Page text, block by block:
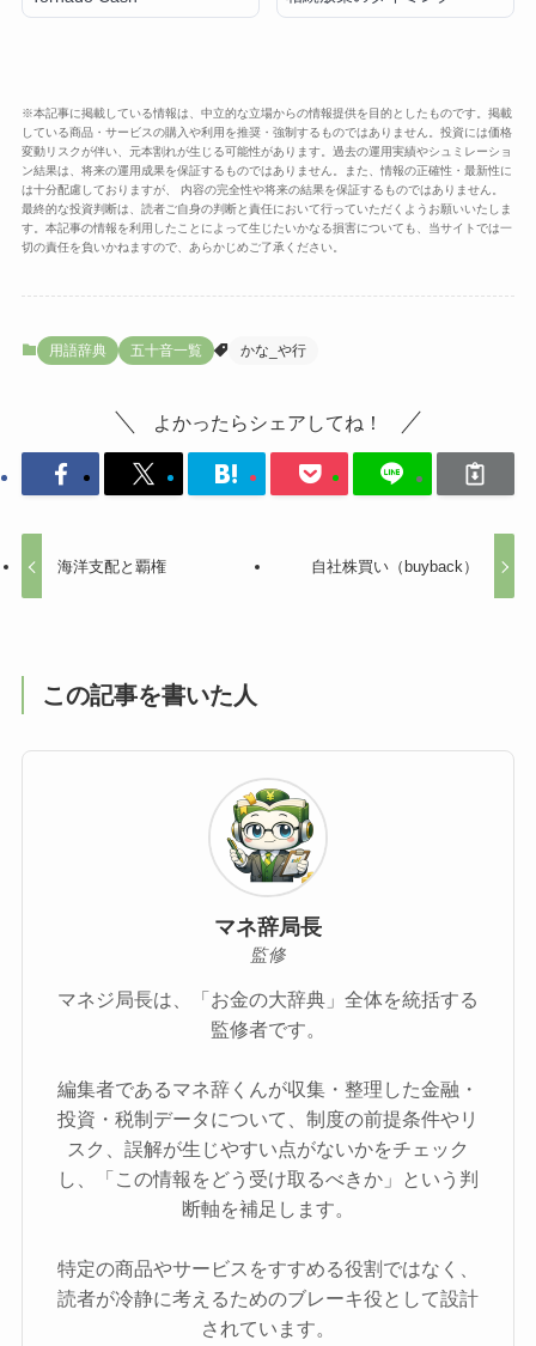
※本記事に掲載している情報は、中立的な立場からの情報提供を目的としたものです。掲載
している商品・サービスの購入や利用を推奨・強制するものではありません。投資には価格
変動リスクが伴い、元本割れが生じる可能性があります。過去の運用実績やシュミレーショ
ン結果は、将来の運用成果を保証するものではありません。また、情報の正確性・最新性に
は十分配慮しておりますが、 内容の完全性や将来の結果を保証するものではありません。
最終的な投資判断は、読者ご自身の判断と責任において行っていただくようお願いいたしま
す。本記事の情報を利用したことによって生じたいかなる損害についても、当サイトでは一
切の責任を負いかねますので、あらかじめご了承ください。
用語辞典 五十音一覧 かな_や行
よかったらシェアしてね！
海洋支配と覇権 自社株買い（buyback）
この記事を書いた人
マネ辞局長
監修
マネジ局長は、「お金の大辞典」全体を統括する
監修者です。
編集者であるマネ辞くんが収集・整理した金融・
投資・税制データについて、制度の前提条件やリ
スク、誤解が生じやすい点がないかをチェック
し、「この情報をどう受け取るべきか」という判
断軸を補足します。
特定の商品やサービスをすすめる役割ではなく、
読者が冷静に考えるためのブレーキ役として設計
されています。